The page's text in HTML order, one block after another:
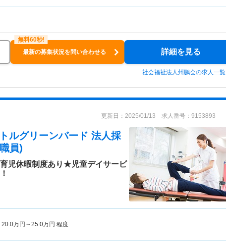
最新の募集状況を問い合わせる 詳細を見る
社会福祉法人州鵬会の求人一覧
更新日：2025/01/13 求人番号：9153893
ルグリーンバード 法人採
員)
育児休暇制度あり★児童デイサービ
20.0万円～25.0万円 程度